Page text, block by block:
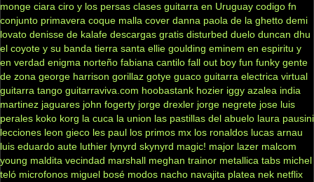
monge ciara ciro y los persas clases guitarra en Uruguay codigo fn
conjunto primavera coque malla cover danna paola de la ghetto demi
lovato denisse de kalafe descargas gratis disturbed duelo duncan dhu
el coyote y su banda tierra santa ellie goulding eminem en espiritu y
en verdad enigma norteño fabiana cantilo fall out boy fun funky gente
de zona george harrison gorillaz gotye guaco guitarra electrica virtual
guitarra tango guitarraviva.com hoobastank hozier iggy azalea india
martinez jaguares john fogerty jorge drexler jorge negrete jose luis
perales koko korg la cuca la union las pastillas del abuelo laura pausini
lecciones leon gieco les paul los primos mx los ronaldos lucas arnau
luis eduardo aute luthier lynyrd skynyrd magic! major lazer malcom
young maldita vecindad marshall meghan trainor metallica tabs michel
teló microfonos miguel bosé modos nacho navajita platea nek netflix